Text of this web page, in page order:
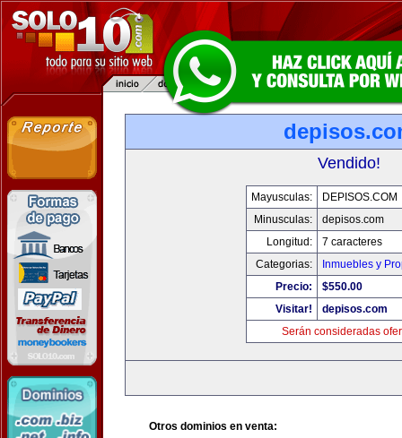
Vendido!
Mayusculas:
DEPISOS.COM
Minusculas:
depisos.com
Longitud:
7 caracteres
Categorias:
Inmuebles y
Precio:
$550.00
Visitar!
depisos.com
Serán consideradas
Otros dominios en venta: